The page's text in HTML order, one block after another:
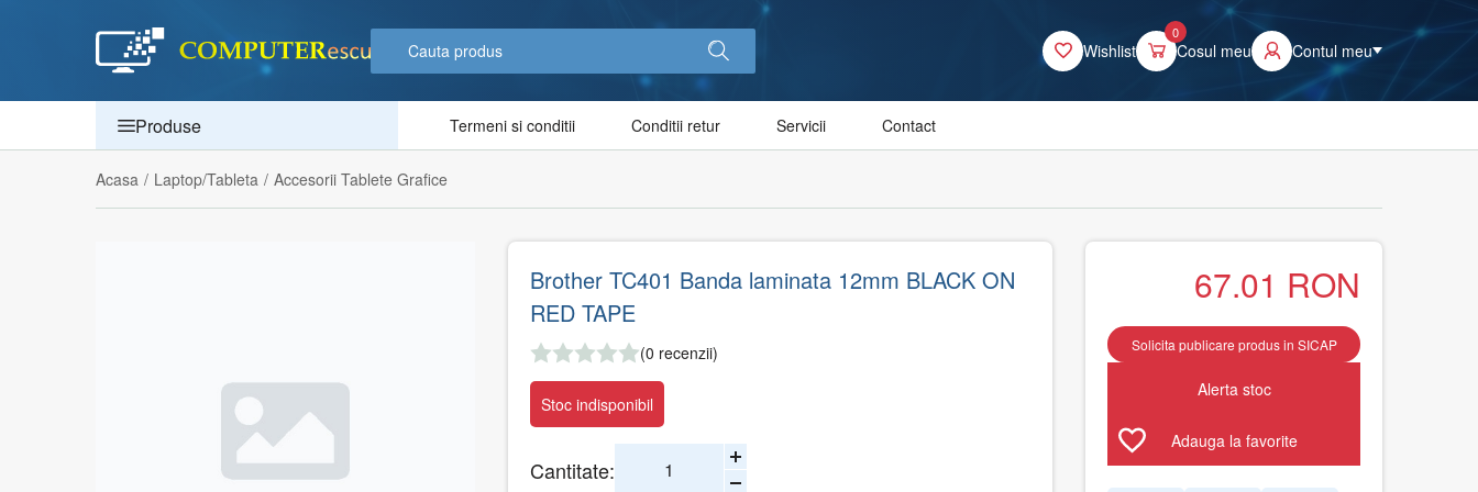
Wishlist
0
Cosul meu Contul meu
Produse Termeni si conditii Conditii retur Servicii Contact
Acasa / Laptop/Tableta / Accesorii Tablete Grafice
Brother TC401 Banda laminata 12mm BLACK ON
RED TAPE
(0 recenzii)
Stoc indisponibil
Cantitate:
67.01 RON
Solicita publicare produs in SICAP
Alerta stoc
Adauga la favorite